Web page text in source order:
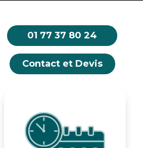
01 77 37 80 24
Contact et Devis